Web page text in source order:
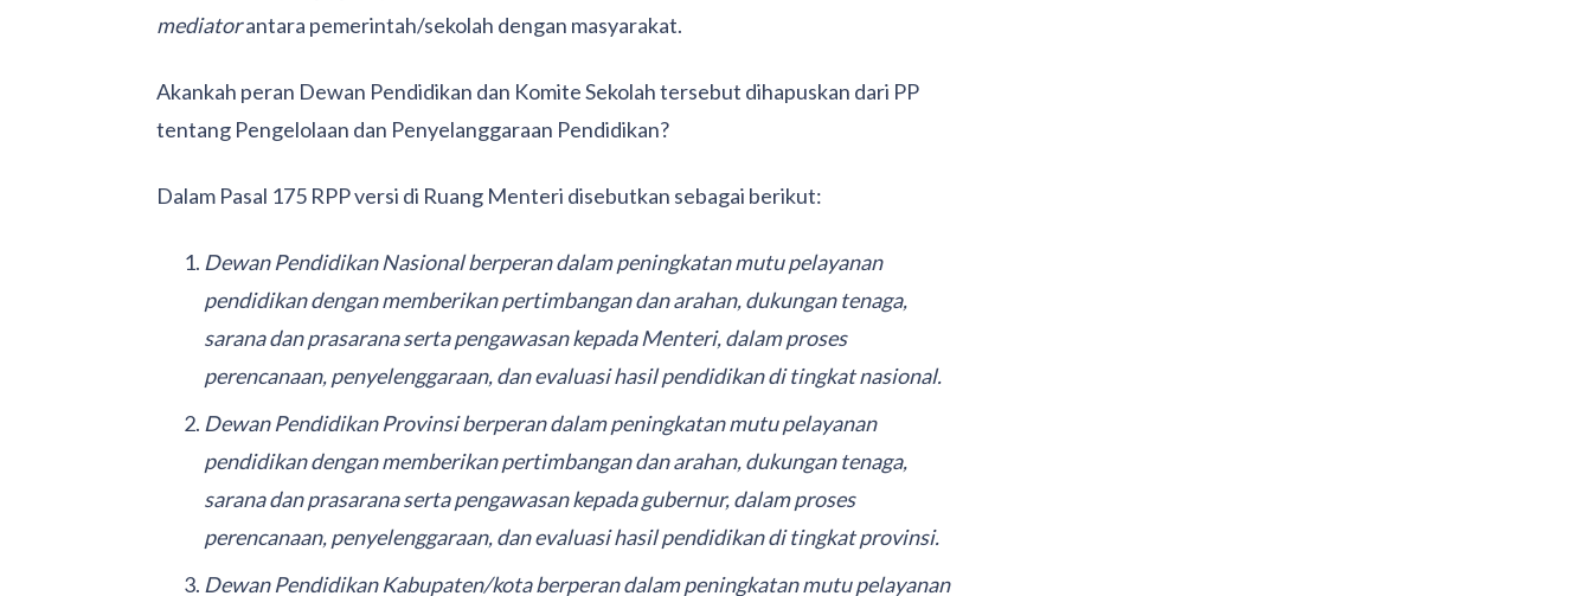
mediatorantara pemerintah/sekolah dengan masyarakat.
Akankah peran Dewan Pendidikan dan Komite Sekolah tersebut dihapuskan dari PP
tentang Pengelolaan dan Penyelanggaraan Pendidikan?
Dalam Pasal 175 RPP versi di Ruang Menteri disebutkan sebagai berikut:
Dewan Pendidikan Nasional berperan dalam peningkatan mutu pelayanan
pendidikan dengan memberikan pertimbangan dan arahan, dukungan tenaga,
sarana dan prasarana serta pengawasan kepada Menteri, dalam proses
perencanaan, penyelenggaraan, dan evaluasi hasil pendidikan di tingkat nasional.
Dewan Pendidikan Provinsi berperan dalam peningkatan mutu pelayanan
pendidikan dengan memberikan pertimbangan dan arahan, dukungan tenaga,
sarana dan prasarana serta pengawasan kepada gubernur, dalam proses
perencanaan, penyelenggaraan, dan evaluasi hasil pendidikan di tingkat provinsi.
Dewan Pendidikan Kabupaten/kota berperan dalam peningkatan mutu pelayanan